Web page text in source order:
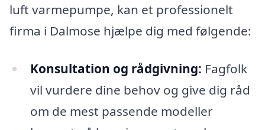
luft varmepumpe, kan et professionelt
firma i Dalmose hjælpe dig med følgende:
Konsultation og rådgivning: Fagfolk
vil vurdere dine behov og give dig råd
om de mest passende modeller